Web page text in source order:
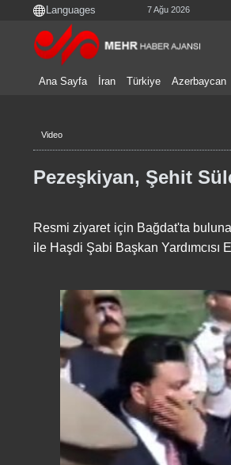
7 Ağu 2026
Ana Sayfa İran Türkiye Azerbaycan
Video
Pezeşkiyan, Şehit
Resmi ziyaret için Bağdat'ta
ile Haşdi Şabi Başkan